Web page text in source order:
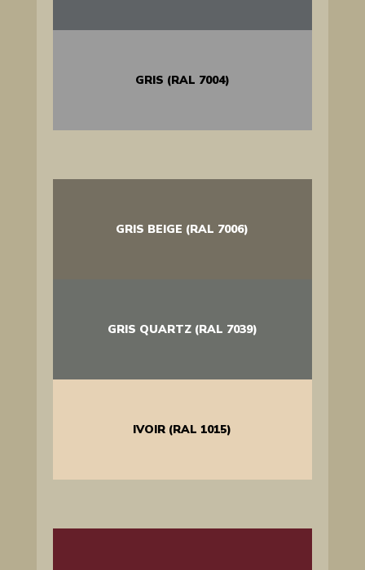
GRIS (RAL 7004)
GRIS BEIGE (RAL 7006)
GRIS QUARTZ (RAL 7039)
IVOIR (RAL 1015)